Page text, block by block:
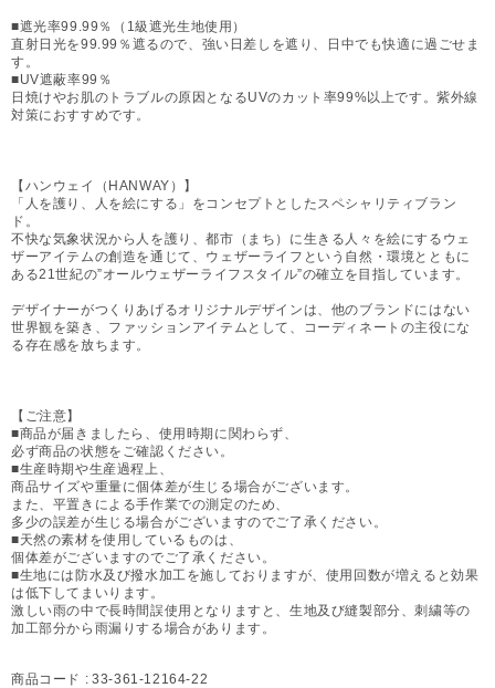
■遮光率99.99％（1級遮光生地使用）
直射日光を99.99％遮るので、強い日差しを遮り、日中でも快適に過ごせま
す。
■UV遮蔽率99％
日焼けやお肌のトラブルの原因となるUVのカット率99%以上です。紫外線
対策におすすめです。
【ハンウェイ（HANWAY）】
「人を護り、人を絵にする」をコンセプトとしたスペシャリティブラン
ド。
不快な気象状況から人を護り、都市（まち）に生きる人々を絵にするウェ
ザーアイテムの創造を通じて、ウェザーライフという自然・環境とともに
ある21世紀の”オールウェザーライフスタイル”の確立を目指しています。
デザイナーがつくりあげるオリジナルデザインは、他のブランドにはない
世界観を築き、ファッションアイテムとして、コーディネートの主役にな
る存在感を放ちます。
【ご注意】
■商品が届きましたら、使用時期に関わらず、
必ず商品の状態をご確認ください。
■生産時期や生産過程上、
商品サイズや重量に個体差が生じる場合がございます。
また、平置きによる手作業での測定のため、
多少の誤差が生じる場合がございますのでご了承ください。
■天然の素材を使用しているものは、
個体差がございますのでご了承ください。
■生地には防水及び撥水加工を施しておりますが、使用回数が増えると効果
は低下してまいります。
激しい雨の中で長時間誤使用となりますと、生地及び縫製部分、刺繍等の
加工部分から雨漏りする場合があります。
商品コード : 33-361-12164-22